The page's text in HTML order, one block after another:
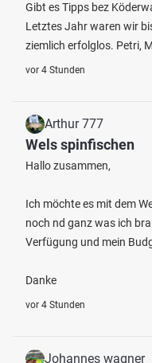
Gibt es Tipps bez
Letztes Jahr waren wir
ziemlich erfolglos. Petri,
vor 4 Stunden
Arthur 777
Wels spinfischen
Hallo zusammen,
Ich möchte es mit dem
noch nd ganz was ich
Verfügung und mein
Danke
vor 4 Stunden
Johannes wagner